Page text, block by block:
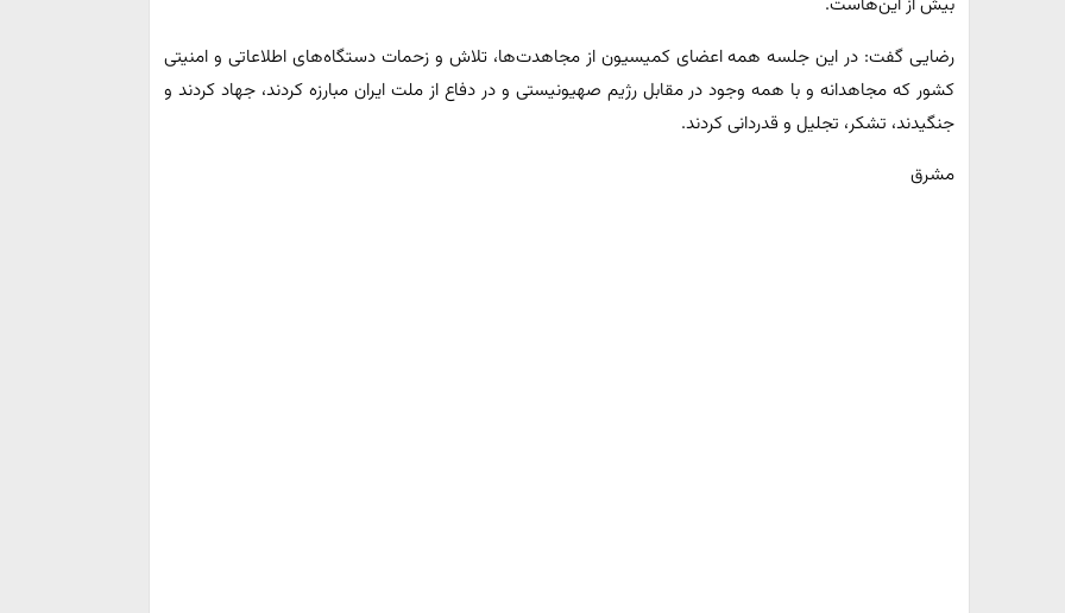
رضایی گفت: در این جلسه همه اعضای کمیسیون از مجاهدت‌ها، تلاش و زحمات دستگاه‌های اطلاعاتی و امنیتی
کشور که مجاهدانه و با همه وجود در مقابل رژیم صهیونیستی و در دفاع از ملت ایران مبارزه کردند، جهاد کردند و
جنگیدند، تشکر، تجلیل و قدردانی کردند.
مشرق